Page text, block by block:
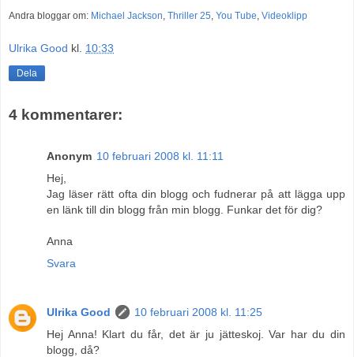
Andra bloggar om: Michael Jackson Thriller 25 You Tube Videoklipp
Ulrika Good kl. 10:33
Dela
4 kommentarer:
Anonym 10 februari 2008 kl. 11:11
Hej,
Jag läser rätt ofta din blogg och fudnerar på att lägga upp
en länk till din blogg från min blogg. Funkar det för dig?
Anna
Svara
Ulrika Good
10 februari 2008 kl. 11:25
Hej Anna! Klart du får, det är ju jätteskoj. Var har du din
blogg, då?